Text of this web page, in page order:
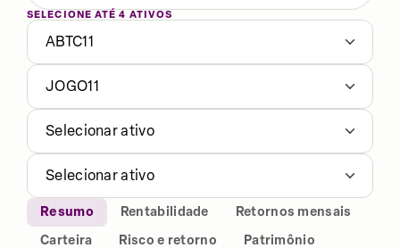
SELECIONE ATÉ 4 ATIVOS
ABTC11
JOGO11
Selecionar ativo
Selecionar ativo
Resumo Rentabilidade
Retornos mensais
Carteira
Risco e retorno
Patrimônio